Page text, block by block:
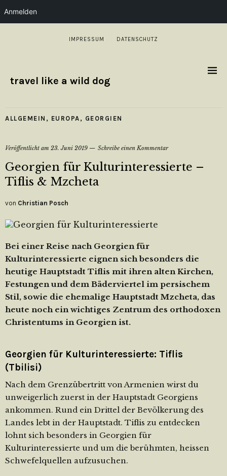
IMPRESSUM DATENSCHUTZ
travel like a wild dog
ALLGEMEIN , EUROPA , GEORGIEN
Veröffentlicht am 23. Juni 2019 Schreibe einen Kommentar
Georgien für Kulturinteressierte –
Tiflis & Mzcheta
von Christian Posch
Bei einer Reise nach Georgien für
Kulturinteressierte eignen sich besonders die
heutige Hauptstadt Tiflis mit ihren alten Kirchen,
Festungen und dem Bäderviertel im persischem
Stil, sowie die ehemalige Hauptstadt Mzcheta, das
heute noch ein wichtiges Zentrum des orthodoxen
Christentums in Georgien ist.
Georgien für Kulturinteressierte: Tiflis
(Tbilisi)
Nach dem Grenzübertritt von Armenien wirst du
unweigerlich zuerst in der Hauptstadt Georgiens
ankommen. Rund ein Drittel der Bevölkerung des
Landes lebt in der Hauptstadt. Tiflis zu entdecken
lohnt sich besonders in Georgien für
Kulturinteressierte und um die berühmten, heissen
Schwefelquellen aufzusuchen.
Anmelden